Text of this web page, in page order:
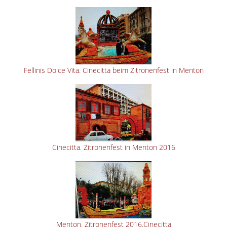
Fellinis Dolce Vita. Cinecitta beim Zitronenfest in Menton
Cinecitta. Zitronenfest in Menton 2016
Menton. Zitronenfest 2016.Cinecitta